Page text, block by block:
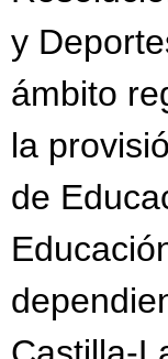
y
ámbito
la
de